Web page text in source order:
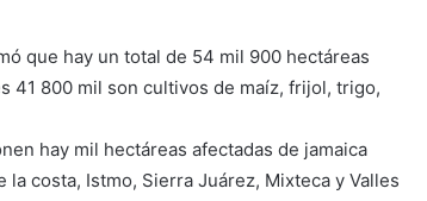
que hay un total de 54 mil 900 hectáreas
41 800 mil son cultivos de maíz, frijol, trigo,
hay mil hectáreas afectadas de jamaica
costa, Istmo, Sierra Juárez, Mixteca y Valles